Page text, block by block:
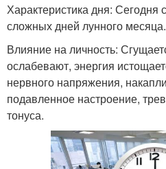
Характеристика дня:
сложных дней лунного месяца.
Влияние на личность:
ослабевают, энергия
нервного напряжения,
подавленное настроение,
тонуса.